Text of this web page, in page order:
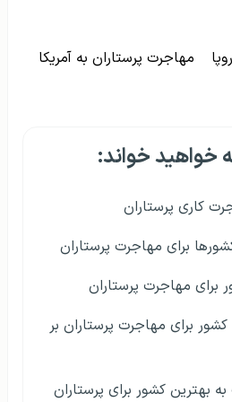
مهاجرت پرستاران به آمریکا
خواهید خواند:
کاری پرستاران
برای مهاجرت پرستاران
برای مهاجرت پرستاران
برای مهاجرت پرستاران بر
بهترین کشور برای پرستاران